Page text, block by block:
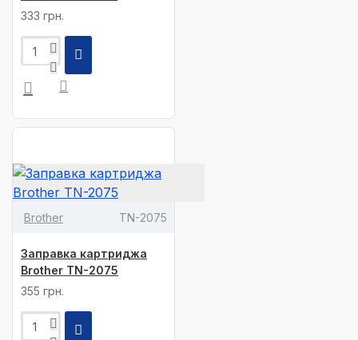
333 грн.
Brother TN-2075
Заправка картриджа
Brother TN-2075
355 грн.